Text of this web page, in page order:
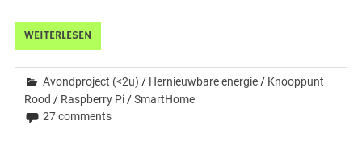
WEITERLESEN
Avondproject (<2u) / Hernieuwbare energie / Knooppunt
Rood / Raspberry Pi /SmartHome
27 comments